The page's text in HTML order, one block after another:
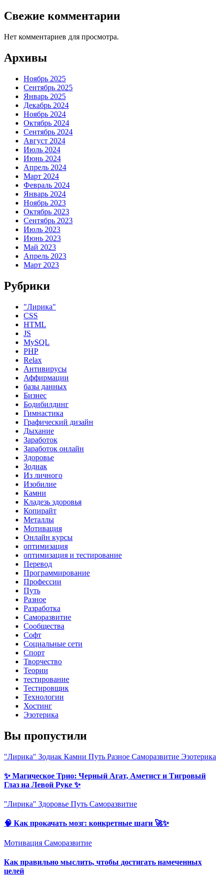
Свежие комментарии
Нет комментариев для просмотра.
Архивы
Ноябрь 2025
Сентябрь 2025
Январь 2025
Декабрь 2024
Ноябрь 2024
Октябрь 2024
Сентябрь 2024
Август 2024
Июль 2024
Июнь 2024
Апрель 2024
Март 2024
Февраль 2024
Январь 2024
Ноябрь 2023
Октябрь 2023
Сентябрь 2023
Июль 2023
Июнь 2023
Май 2023
Апрель 2023
Март 2023
Рубрики
"Лирика"
CSS
HTML
JS
MySQL
PHP
Relax
Антивирусы
Аффирмации
базы данных
Бизнес
Бодибилдинг
Гимнастика
Графический дизайн
Дыхание
Заработок
Заработок онлайн
Здоровье
Зодиак
Из личного
Изобилие
Камни
Кладезь здоровья
Копирайт
Металлы
Мотивация
Онлайн курсы
оптимизация
оптимизация и тестирование
Перевод
Программирование
Профессии
Путь
Разное
Разработка
Саморазвитие
Сообщества
Софт
Социальные сети
Спорт
Творчество
Теории
тестирование
Тестировщик
Технологии
Хостинг
Эзотерика
Вы пропустили
"Лирика" Зодиак Камни Путь Разное Саморазвитие Эзотерика
✨ Магическое Трио: Черный Агат, Аметист и Тигровый
Глаз на Левой Руке ✨
"Лирика" Здоровье Путь Саморазвитие
🧠 Как прокачать мозг: конкретные шаги 🚀✨
Мотивация Саморазвитие
Как правильно мыслить, чтобы достигать намеченных
целей